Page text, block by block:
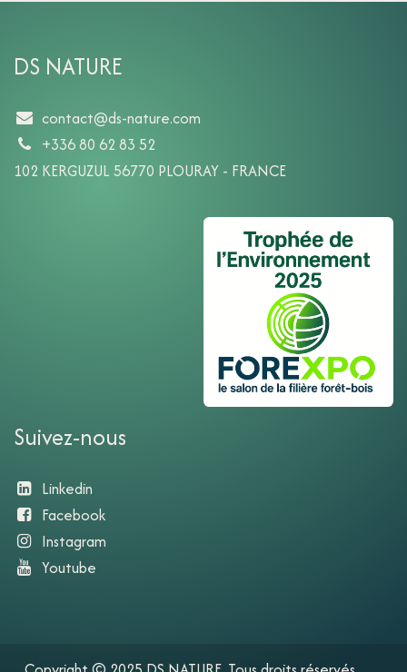
DS NATURE
contact@ds-nature.com
+336 80 62 83 52
102 KERGUZUL 56770 PLOURAY - FRANCE
Suivez-nous
Linkedin
Facebook
Instagram
Youtube​